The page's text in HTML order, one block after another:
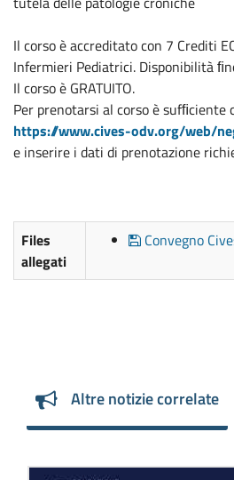
Il corso è accreditato con 7 Crediti
Infermieri Pediatrici. Disponibilità
Il corso è GRATUITO.
Per prenotarsi al corso è sufﬁciente
https://www.cives-odv.org/web/
e inserire i dati di prenotazione
Files
allegati
Convegno
Altre notizie correlate